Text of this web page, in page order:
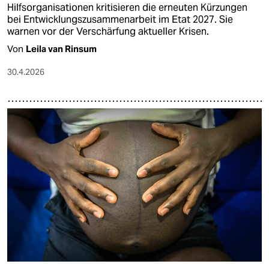
Hilfsorganisationen kritisieren die erneuten Kürzungen
bei Entwicklungszusammenarbeit im Etat 2027. Sie
warnen vor der Verschärfung aktueller Krisen.
Von Leila van Rinsum
30.4.2026